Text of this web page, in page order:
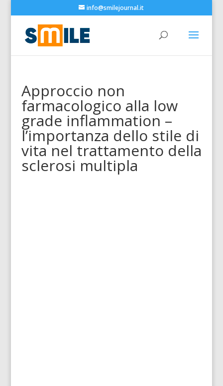
info@smilejournal.it
Approccio non
farmacologico alla low
grade inflammation –
l’importanza dello stile di
vita nel trattamento della
sclerosi multipla